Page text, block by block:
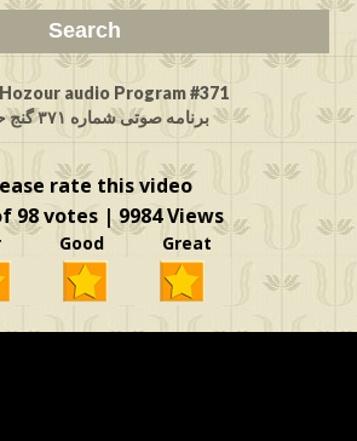
audio Program #371
برنامه صوتی شماره ۳۷۱ گنج حضور
rate this video
98 votes | 9984 Views
Good Great